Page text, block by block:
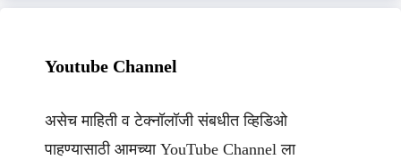
Youtube Channel
असेच माहिती व टेक्नॉलॉजी संबधीत व्हिडिओ
पाहण्यासाठी आमच्या YouTube Channel ला